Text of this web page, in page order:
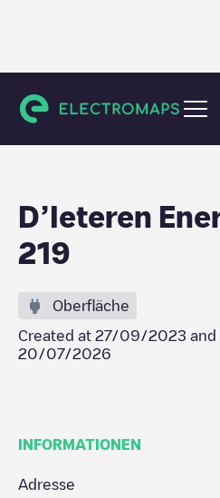
Tubize
D’Ieteren
219
Oberfläche
Created at 27/09/2023 and
20/07/2026
INFORMATIONEN
Adresse